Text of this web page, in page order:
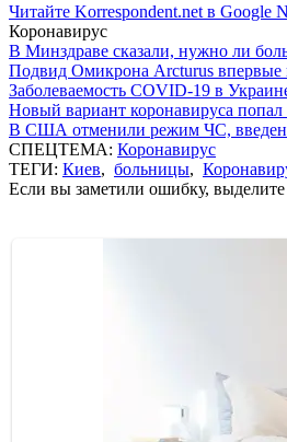
Читайте Korrespondent.net в Google
Коронавирус
В Минздраве сказали, нужно ли
Подвид Омикрона Arcturus впервые
Заболеваемость COVID-19 в
Новый вариант коронавируса
В США отменили режим ЧС,
СПЕЦТЕМА: Коронавирус
ТЕГИ: Киев, больницы,
Если вы заметили ошибку,